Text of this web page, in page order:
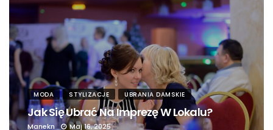
MODA STYLIZACJE UBRANIA DAMSKIE
Jak Się Ubrać Na Imprezę W Lokalu?
Manekn Maj 16, 2025